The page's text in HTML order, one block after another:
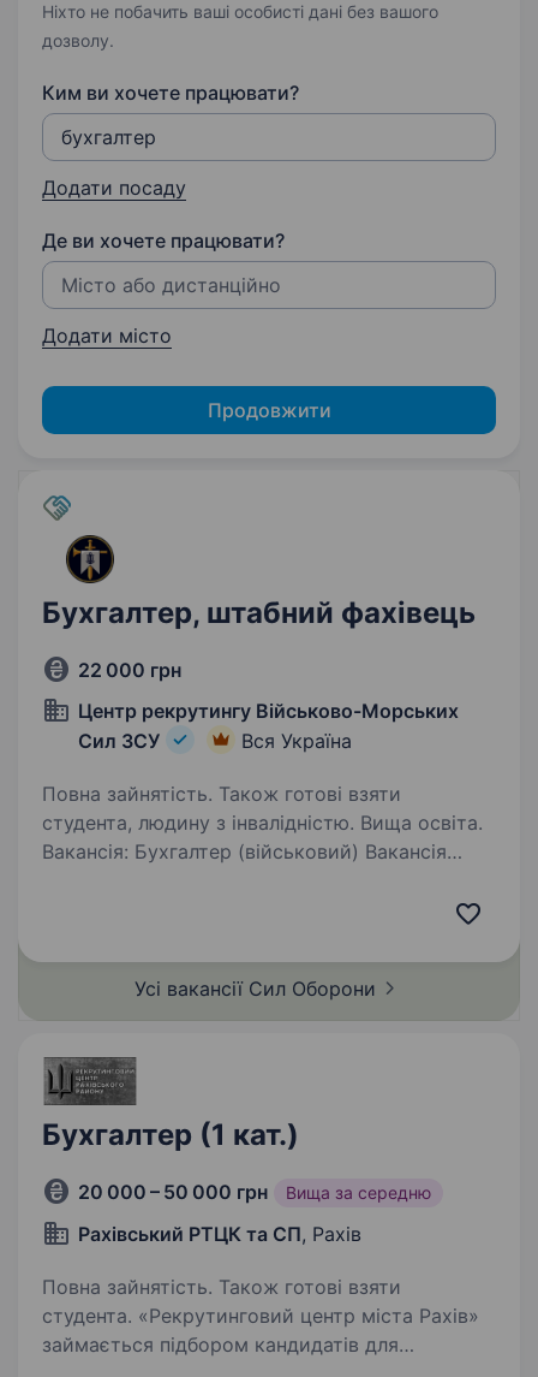
Ніхто не побачить ваші особисті дані без вашого
дозволу.
Ким ви хочете працювати?
Додати посаду
Де ви хочете працювати?
Додати місто
Продовжити
Бухгалтер, штабний фахівець
22 000 грн
Центр рекрутингу Військово-Морських
Сил ЗСУ
Вся Україна
Повна зайнятість. Також готові взяти
студента, людину з інвалідністю. Вища освіта.
Вакансія: Бухгалтер (військовий) Вакансія
з бажанням вдосконалити Збройні Сили
України! Дистанційний…
Усі вакансії Сил Оборони
Бухгалтер (1 кат.)
20 000 – 50 000 грн Вища за середню
Рахівський РТЦК та СП, Рахів
Повна зайнятість. Також готові взяти
студента. «Рекрутинговий центр міста Рахів»
займається підбором кандидатів для